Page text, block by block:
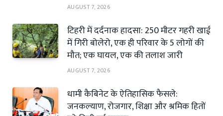
AUGUST 7, 2026
टिहरी में दर्दनाक हादसा: 250 मीटर गहरी खाई
में गिरी बोलेरो, एक ही परिवार के 5 लोगों की
मौत; एक घायल, एक की तलाश जारी
AUGUST 7, 2026
धामी कैबिनेट के ऐतिहासिक फैसले:
जनकल्याण, रोजगार, शिक्षा और श्रमिक हितों